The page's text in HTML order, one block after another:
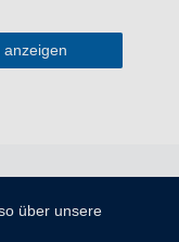
anzeigen
über unsere